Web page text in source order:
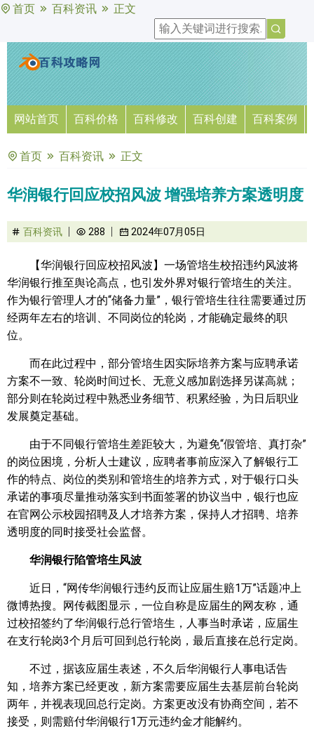
首页 百科资讯 正文
网站首页 百科价格 百科修改 百科创建 百科案例
首页 百科资讯 正文
华润银行回应校招风波 增强培养方案透明度
百科资讯 288 2024年07月05日
【华润银行回应校招风波】一场管培生校招违约风波将
华润银行推至舆论高点，也引发外界对银行管培生的关注。
作为银行管理人才的“储备力量”，银行管培生往往需要通过历
经两年左右的培训、不同岗位的轮岗，才能确定最终的职
位。
而在此过程中，部分管培生因实际培养方案与应聘承诺
方案不一致、轮岗时间过长、无意义感加剧选择另谋高就；
部分则在轮岗过程中熟悉业务细节、积累经验，为日后职业
发展奠定基础。
由于不同银行管培生差距较大，为避免“假管培、真打杂”
的岗位困境，分析人士建议，应聘者事前应深入了解银行工
作的特点、岗位的类别和管培生的培养方式，对于银行口头
承诺的事项尽量推动落实到书面签署的协议当中，银行也应
在官网公示校园招聘及人才培养方案，保持人才招聘、培养
透明度的同时接受社会监督。
华润银行陷管培生风波
近日，“网传华润银行违约反而让应届生赔1万”话题冲上
微博热搜。网传截图显示，一位自称是应届生的网友称，通
过校招签约了华润银行总行管培生，人事当时承诺，应届生
在支行轮岗3个月后可回到总行轮岗，最后直接在总行定岗。
不过，据该应届生表述，不久后华润银行人事电话告
知，培养方案已经更改，新方案需要应届生去基层前台轮岗
两年，并视表现回总行定岗。方案更改没有协商空间，若不
接受，则需赔付华润银行1万元违约金才能解约。